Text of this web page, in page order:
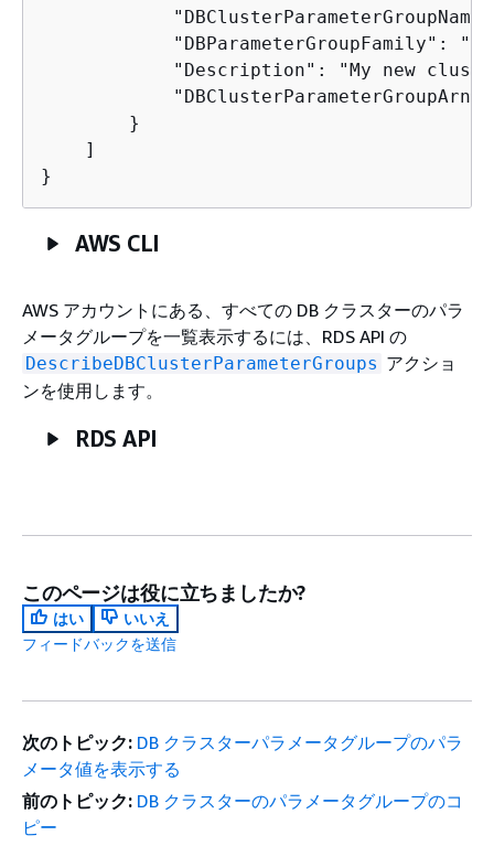
"DBParameterGroupFamily":
"Description": "My new
        }
    ]
}
AWS CLI
AWS アカウントにある、すべての DB クラスターのパラ
メータグループを一覧表示するには、RDS API の
DescribeDBClusterParameterGroups アクショ
ンを使用します。
RDS API
このページは役に立ちましたか?
はい
いいえ
フィードバックを送信
次のトピック: DB クラスターパラメータグループのパラ
メータ値を表示する
前のトピック: DB クラスターのパラメータグループのコ
ピー